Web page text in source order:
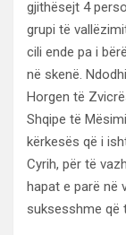
gjithësejt 4
grupi të
cili ende pa i
në skenë.
Horgen të
Shqipe të
kërkesës që i
Cyrih, për të
hapat e parë në
suksesshme që